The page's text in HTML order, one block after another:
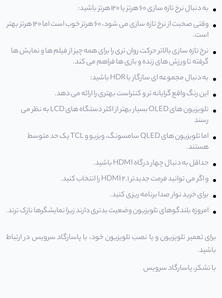
به دنبال نرخ تازه سازی 60 هرتز یا 120 هرتز باشید:
وقتی صحبت از نرخ تازه سازی می شود، 60 هرتز خوب است اما 120 هرتز بهتر
است.
نرخ تازه سازی بالاتر حرکت روان تری را برای همه چیز از فیلم ها و نمایش ها
گرفته تا ورزش های زنده و بازی ها فراهم می کند.
به دنبال مجموعه ای سازگار با HDR باشید:
این رنگ واقع گرایانه تر و کنتراست بهتری را ارائه می دهد.
تلویزیون های OLED بسیار بهتر از اکثر دستگاه های LCD به نظر می
رسند
اما تلویزیون های QLED سامسونگ، ویزیو و TCL یک حد متوسط ​​
هستند.
حداقل به دنبال چهار درگاه HDMI باشید.
و اگر می توانید فرمت جدیدتر HDMI 2.1 را انتخاب کنید.
برای خرید نوار صدا برنامه ریزی کنید.
امروزه بلندگوهای تلویزیون وضعیت بدتری دارند زیرا نمایشگرها نازک ترند.
برایتعمیر تلویزیونو یا نصب تلویزیونخود، با پاسارگاد سرویس در ارتباط
باشید.
با تشکر،پاسارگاد سرویس